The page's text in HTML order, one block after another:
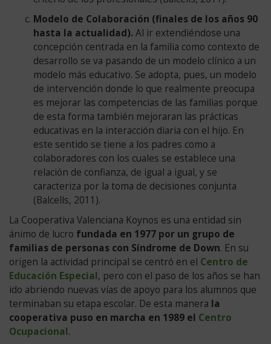
1982
Integración
Minusválidos
(LISMI).
S.FCO.
BORJA
BONAGENT
APADIS
1964
Se
funda
en
Valencia
FEAPS.
1970
Ley
Modelo de Colaboración (finales de los años 90
hasta la actualidad). Al ir extendiéndose una
concepción centrada en la familia como contexto de
desarrollo se va pasando de un modelo clínico a un
modelo más educativo. Se adopta, pues, un modelo
de intervención donde lo que realmente preocupa
es mejorar las competencias de las familias porque
de esta forma también mejoraran las prácticas
educativas en la interacción diaria con el hijo. En
este sentido se tiene a los padres como a
colaboradores con los cuales se establece una
relación de confianza, de igual a igual, y se
caracteriza por la toma de decisiones conjunta
(Balcells, 2011).
La Cooperativa Valenciana Koynos es una entidad sin
ánimo de lucro fundada en 1977 por un grupo de
familias de personas con Síndrome de Down. En su
origen la actividad principal se centró en el Centro de
Educación Especial, pero con el paso de los años se han
ido abriendo nuevas vías de apoyo para los alumnos que
terminaban su etapa escolar. De esta manera la
cooperativa puso en marcha en 1989 el Centro
Ocupacional.